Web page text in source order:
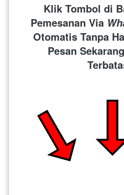
Klik Tombol di
Pemesanan Via
Otomatis Tanpa
Pesan